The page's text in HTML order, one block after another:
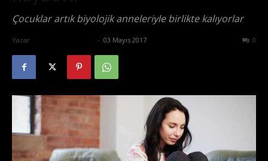
Çocuklar artık biyolojik anneleriyle birlikte kalıyorlar
Yazar - 03 Mayıs 2017 0